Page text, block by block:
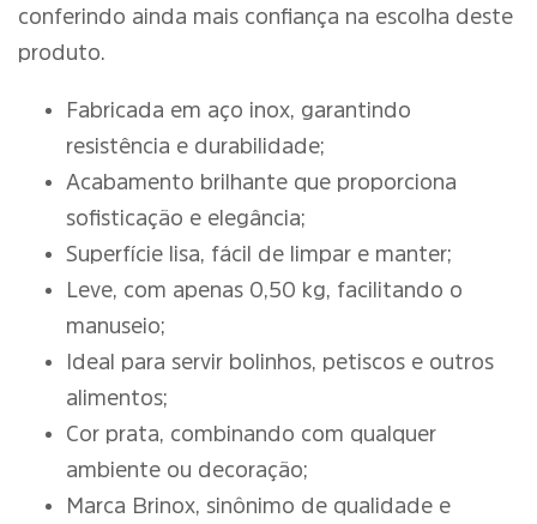
conferindo ainda mais confiança na escolha deste
produto.
Fabricada em aço inox, garantindo
resistência e durabilidade;
Acabamento brilhante que proporciona
sofisticação e elegância;
Superfície lisa, fácil de limpar e manter;
Leve, com apenas 0,50 kg, facilitando o
manuseio;
Ideal para servir bolinhos, petiscos e outros
alimentos;
Cor prata, combinando com qualquer
ambiente ou decoração;
Marca Brinox, sinônimo de qualidade e